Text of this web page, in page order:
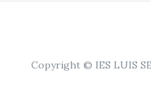
Copyright © IES LUIS